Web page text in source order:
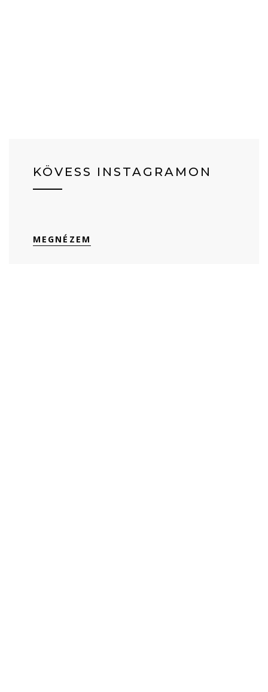
KÖVESS INSTAGRAMON
MEGNÉZEM